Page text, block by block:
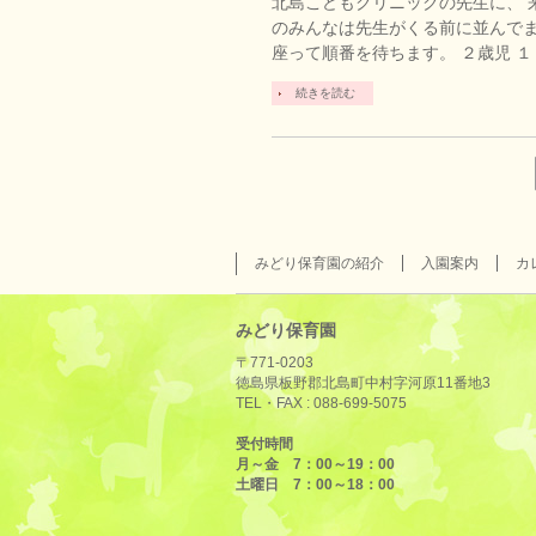
のみんなは先生がくる前に並んで
座って順番を待ちます。 ２歳児
続きを読む
みどり保育園の紹介 入園案内 カ
みどり保育園
〒771-0203
徳島県板野郡北島町中村字河原11番地3
TEL・FAX : 088-699-5075
受付時間
月～金 7：00～19：00
土曜日 7：00～18：00